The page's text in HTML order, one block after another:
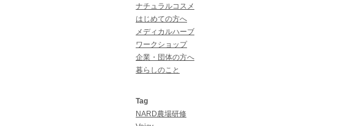
ナチュラルコスメ
はじめての方へ
メディカルハーブ
ワークショップ
企業・団体の方へ
暮らしのこと
Tag
NARD農場研修